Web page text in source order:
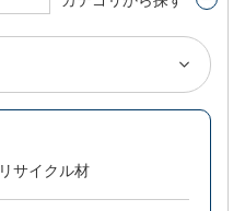
リサイクル材